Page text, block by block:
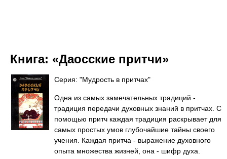
Книга: «Даосские притчи»
Серия: "Мудрость в притчах"
Одна из самых замечательных традиций -
традиция передачи духовных знаний в притчах. С
помощью притч каждая традиция раскрывает для
самых простых умов глубочайшие тайны своего
учения. Каждая притча - выражение духовного
опыта множества жизней, она - шифр духа.